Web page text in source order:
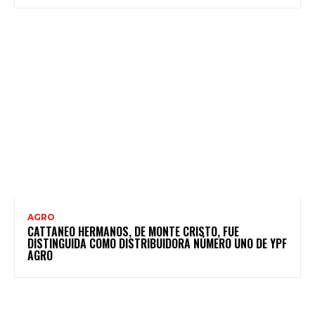
AGRO
CATTANEO HERMANOS, DE MONTE CRISTO, FUE
DISTINGUIDA COMO DISTRIBUIDORA NÚMERO UNO DE YPF
AGRO